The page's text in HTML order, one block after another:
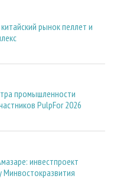
рынок пеллет и
промышленности
PulpFor 2026
инвестпроект